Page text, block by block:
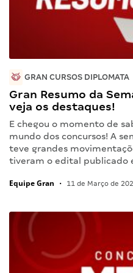
GRAN CURSOS DIPLOMATA
Gran Resumo da
veja os destaques!
E chegou o momento de
mundo dos concursos! A
teve grandes
tiveram o edital publicado
Equipe Gran • 11 de Março de